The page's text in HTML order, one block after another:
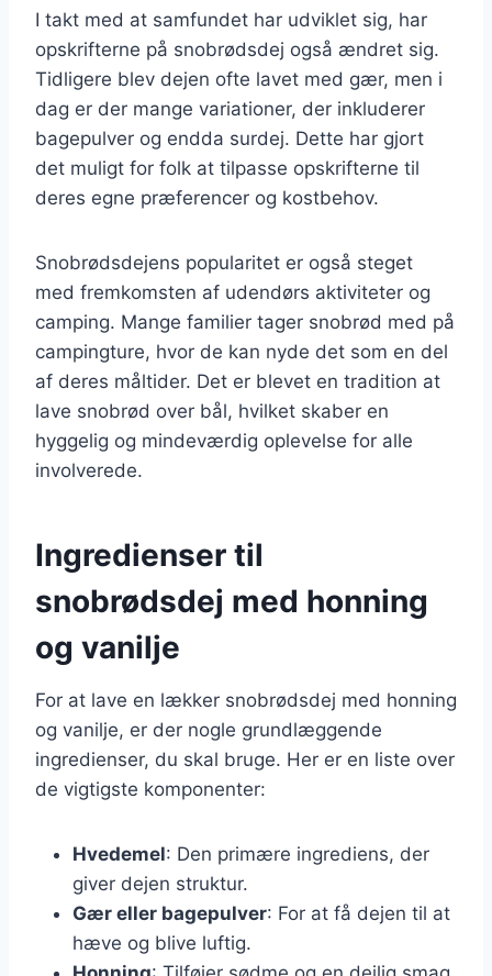
I takt med at samfundet har udviklet sig, har
opskrifterne på snobrødsdej også ændret sig.
Tidligere blev dejen ofte lavet med gær, men i
dag er der mange variationer, der inkluderer
bagepulver og endda surdej. Dette har gjort
det muligt for folk at tilpasse opskrifterne til
deres egne præferencer og kostbehov.
Snobrødsdejens popularitet er også steget
med fremkomsten af udendørs aktiviteter og
camping. Mange familier tager snobrød med på
campingture, hvor de kan nyde det som en del
af deres måltider. Det er blevet en tradition at
lave snobrød over bål, hvilket skaber en
hyggelig og mindeværdig oplevelse for alle
involverede.
Ingredienser til
snobrødsdej med honning
og vanilje
For at lave en lækker snobrødsdej med honning
og vanilje, er der nogle grundlæggende
ingredienser, du skal bruge. Her er en liste over
de vigtigste komponenter:
Hvedemel: Den primære ingrediens, der
giver dejen struktur.
Gær eller bagepulver: For at få dejen til at
hæve og blive luftig.